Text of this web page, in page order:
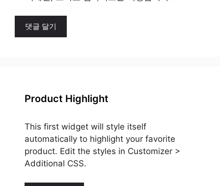
Product Highlight
This first widget will style itself
automatically to highlight your favorite
product. Edit the styles in Customizer >
Additional CSS.